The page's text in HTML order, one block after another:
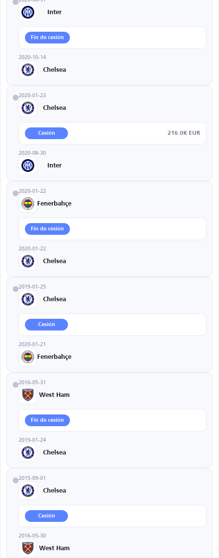
Inter
Fin de cesión
2020-10-14
Chelsea
2020-01-23
Chelsea
Cesión 216.0K EUR
2020-08-30
Inter
2020-01-22
Fenerbahçe
Fin de cesión
2020-01-22
Chelsea
2019-01-25
Chelsea
Cesión
2020-01-21
Fenerbahçe
2016-05-31
West Ham
Fin de cesión
2019-01-24
Chelsea
2015-09-01
Chelsea
Cesión
2016-05-30
West Ham